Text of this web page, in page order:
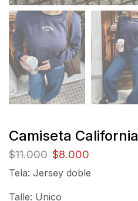
Camiseta California
$11.000 $8.000
Tela: Jersey doble
Talle: Unico